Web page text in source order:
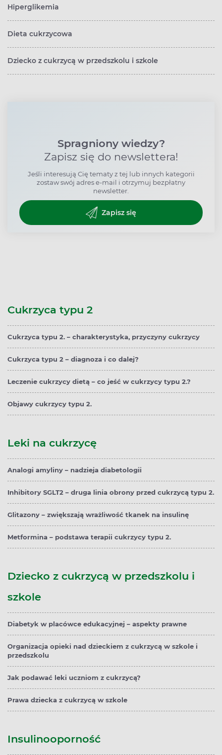
Hiperglikemia
Dieta cukrzycowa
Dziecko z cukrzycą w przedszkolu i szkole
Spragniony wiedzy?
Zapisz się do newslettera!
Jeśli interesują Cię tematy z tej lub innych kategorii
zostaw swój adres e-mail i otrzymuj bezpłatny
newsletter.
Zapisz się
Cukrzyca typu 2
Cukrzyca typu 2. – charakterystyka, przyczyny cukrzycy
Cukrzyca typu 2 – diagnoza i co dalej?
Leczenie cukrzycy dietą – co jeść w cukrzycy typu 2.?
Objawy cukrzycy typu 2.
Leki na cukrzycę
Analogi amyliny – nadzieja diabetologii
Inhibitory SGLT2 – druga linia obrony przed cukrzycą typu 2.
Glitazony – zwiększają wrażliwość tkanek na insulinę
Metformina – podstawa terapii cukrzycy typu 2.
Dziecko z cukrzycą w przedszkolu i
szkole
Diabetyk w placówce edukacyjnej – aspekty prawne
Organizacja opieki nad dzieckiem z cukrzycą w szkole i
przedszkolu
Jak podawać leki uczniom z cukrzycą?
Prawa dziecka z cukrzycą w szkole
Insulinooporność